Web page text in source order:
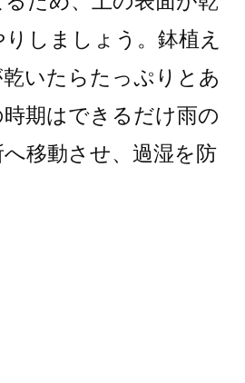
しましょう。鉢植え
いたらたっぷりとあ
期はできるだけ雨の
移動させ、過湿を防